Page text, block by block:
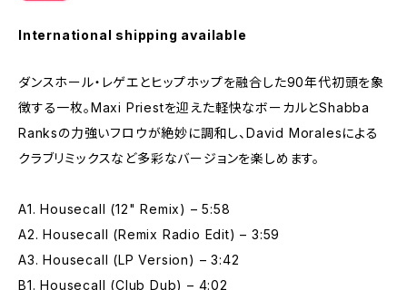
International shipping available
ダンスホール・レゲエとヒップホップを融合した90年代初頭を象
徴する一枚。Maxi Priestを迎えた軽快なボーカルとShabba
Ranksの力強いフロウが絶妙に調和し、David Moralesによる
クラブリミックスなど多彩なバージョンを楽しめます。
A1. Housecall (12" Remix) – 5:58
A2. Housecall (Remix Radio Edit) – 3:59
A3. Housecall (LP Version) – 3:42
B1. Housecall (Club Dub) – 4:02